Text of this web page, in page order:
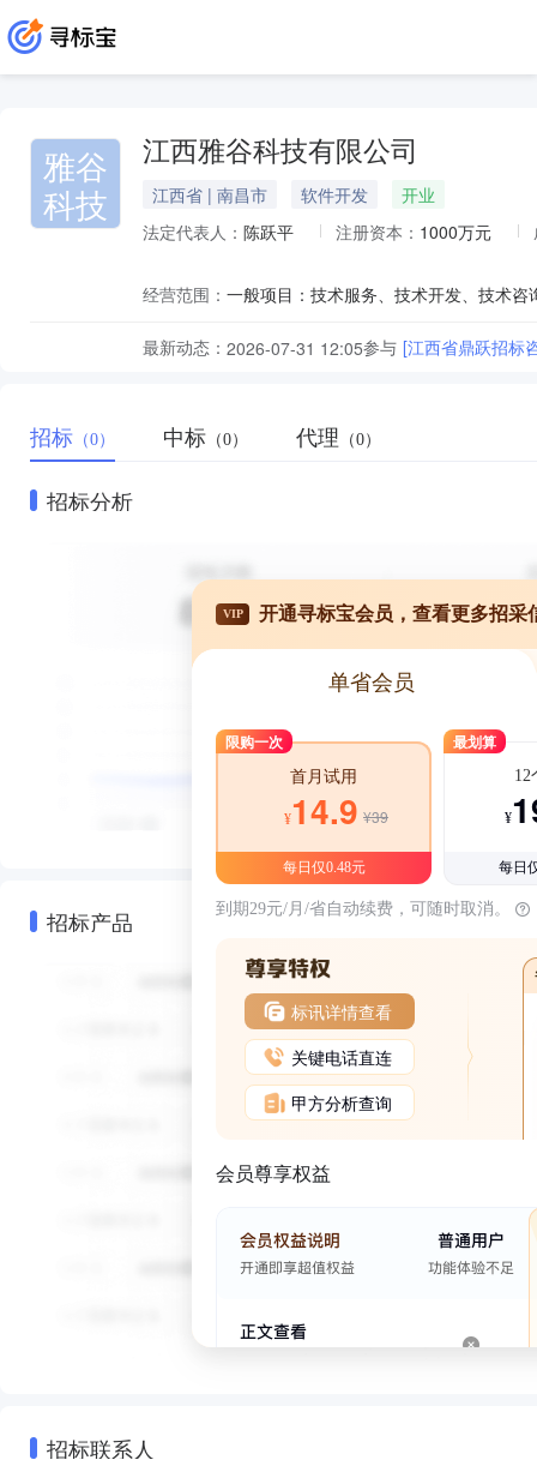
雅谷
科技
江西雅谷科技有限公司
江西省 | 南昌市 软件开发
开业
法定代表人： 陈跃平 注册资本： 1000万元
经营范围：
最新动态： 2026-07-31 12:05参与
招标 （0） 中标 （0） 代理 （0）
招标分析
招标产品
VIP 开通寻标宝会员，查看更多招采
单省会员
限购一次
首月试用
¥14.9 ¥39
每日仅0.48元
最划算
12
¥
每日
到期29元/月/省自动续费，可随时取消。
标讯详情查看
关键电话直连
甲方分析查询
会员尊享权益
招标联系人